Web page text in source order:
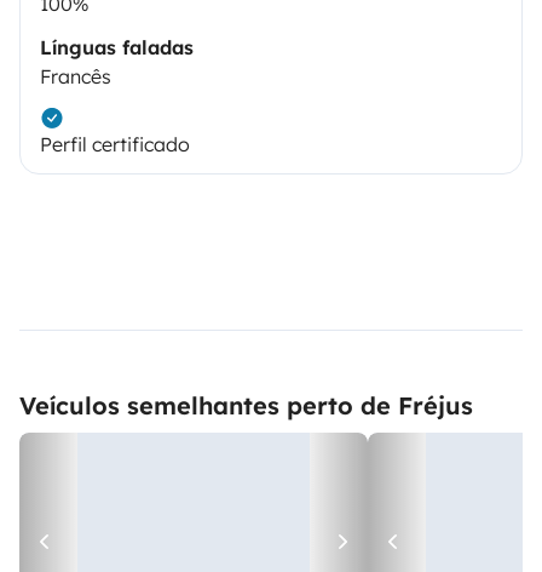
Línguas faladas
Francês
Perfil certificado
Veículos semelhantes perto de Fréjus